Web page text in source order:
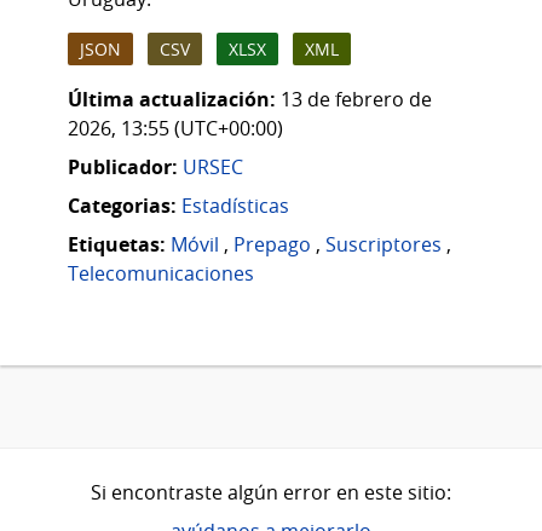
JSON CSV XLSX XML
Última actualización: 13 de febrero de
2026, 13:55 (UTC+00:00)
Publicador: URSEC
Categorias: Estadísticas
Etiquetas: Móvil , Prepago , Suscriptores ,
Telecomunicaciones
Si encontraste algún error en este sitio: